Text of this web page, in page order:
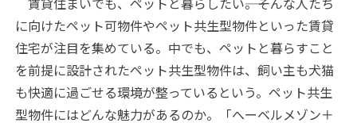
に向けたペット可物件やペット共生型物件といった賃貸
住宅が注目を集めている。中でも、ペットと暮らすこと
を前提に設計されたペット共生型物件は、飼い主も犬猫
も快適に過ごせる環境が整っているという。ペット共生
型物件にはどんな魅力があるのか。「へーベルメゾン＋